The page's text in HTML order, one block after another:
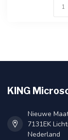
KING
Nieuwe
7131EK
Nederland